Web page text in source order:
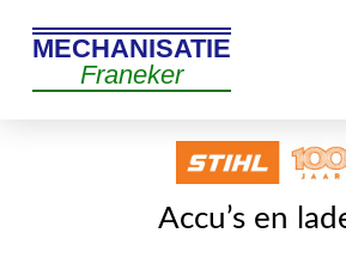
MECHANISATIE
Franeker
Accu’s en